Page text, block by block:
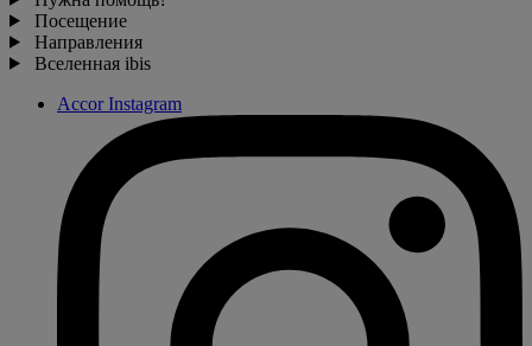
Посещение
Направления
Вселенная ibis
Accor Instagram